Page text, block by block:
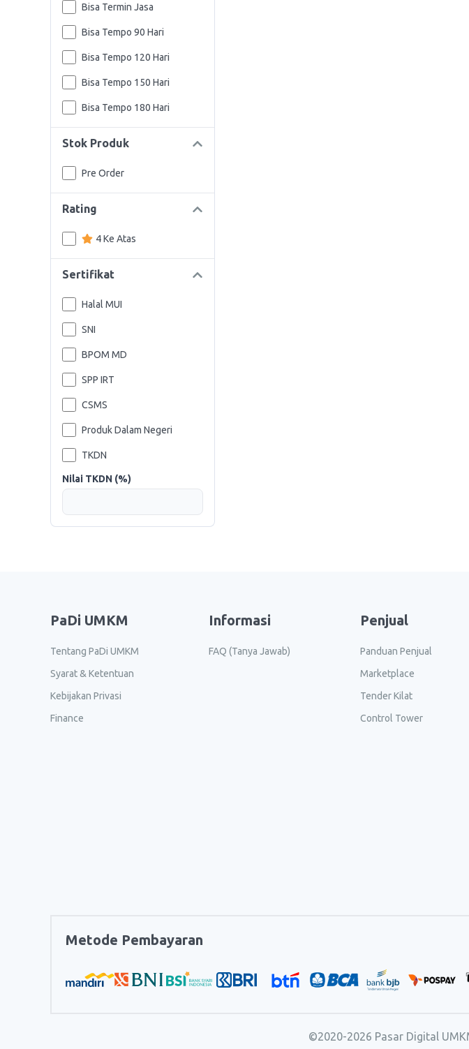
Bisa Termin Jasa
Bisa Tempo 90 Hari
Bisa Tempo 120 Hari
Bisa Tempo 150 Hari
Bisa Tempo 180 Hari
Stok Produk
Pre Order
Rating
4 Ke Atas
Sertifikat
Halal MUI
SNI
BPOM MD
SPP IRT
CSMS
Produk Dalam Negeri
TKDN
Nilai TKDN (%)
PaDi UMKM
Tentang PaDi UMKM
Syarat & Ketentuan
Kebijakan Privasi
Finance
Informasi
FAQ (Tanya Jawab)
Penjual
Panduan Penjual
Marketplace
Tender Kilat
Control Tower
Metode Pembayaran
©2020-2026 Pasar Digital